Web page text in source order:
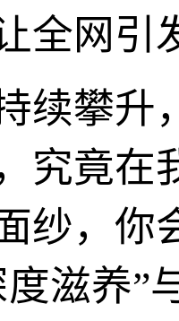
全网引
续攀升
究竟在
纱，你
滋养”